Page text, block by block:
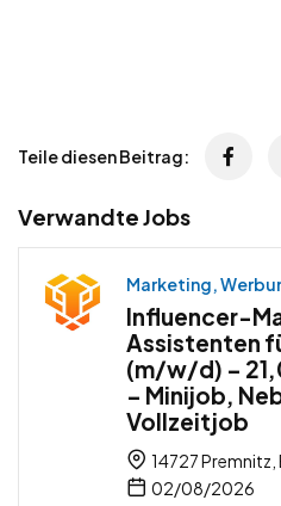
Teile diesen Beitrag:
Verwandte Jobs
Marketing,
Influencer-
Assistenten
(m/w/d) –
– Minijob,
Vollzeitjob
14727
02/08/2026